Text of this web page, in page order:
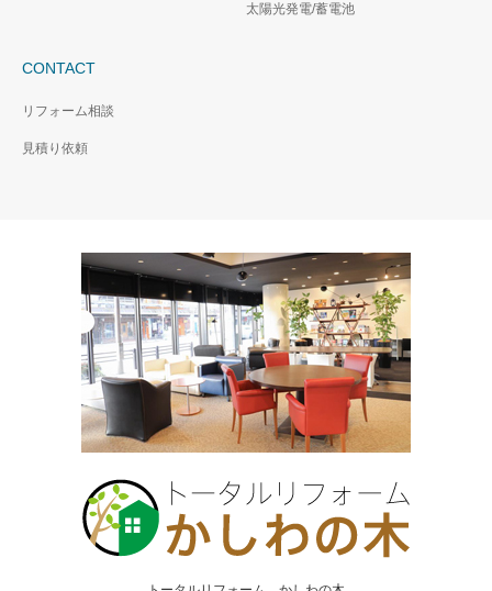
太陽光発電/蓄電池
CONTACT
リフォーム相談
見積り依頼